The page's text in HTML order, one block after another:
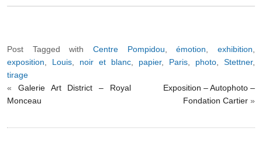
Post Tagged with Centre Pompidou,émotion, exhibition,
exposition, Louis, noir et blanc, papier, Paris, photo, Stettner,
tirage
« Galerie Art District – Royal
Monceau
Exposition – Autophoto –
Fondation Cartier»